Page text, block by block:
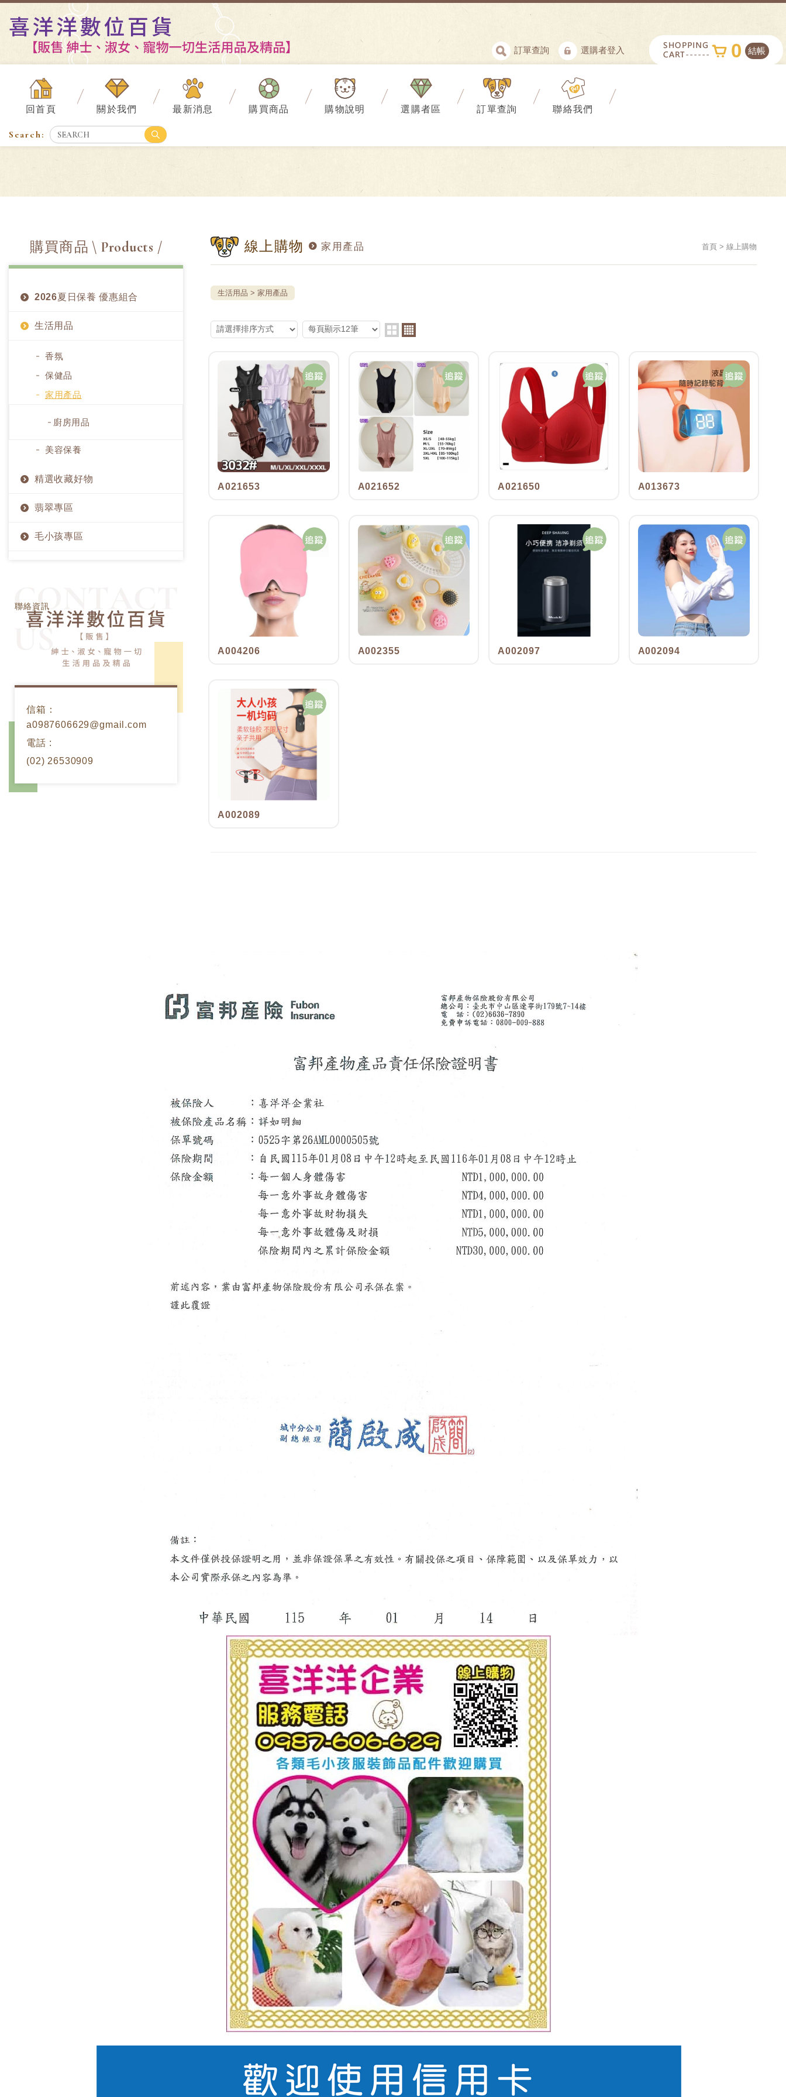
訂單查詢 選購者登入 0 結帳
回首頁 關於我們 最新消息 購買商品 購物說明 選購者區 訂單查詢 聯絡我們
購買商品 \ Products /
2026夏日保養 優惠組合
生活用品
香氛
保健品
家用產品
廚房用品
美容保養
精選收藏好物
翡翠專區
毛小孩專區
聯絡資訊 Contact Us
聯絡資訊
信箱：
a0987606629@gmail.com
電話 :
(02) 26530909
首頁 線上購物
線上購物 家用產品
生活用品 家用產品
A021653 A021652 A021650 A013673
A004206 A002355 A002097 A002094
A002089